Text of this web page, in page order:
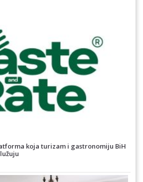
koja turizam i gastronomiju BiH